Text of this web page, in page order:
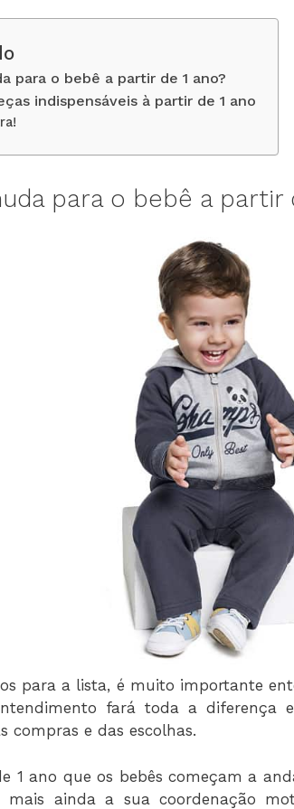
para o bebê a partir de 1 ano?
indispensáveis à partir de 1 ano
para o bebê a partir
para a lista, é muito importante
fará toda a diferença
compras e das escolhas.
1 ano que os bebês começam a
mais ainda a sua coordenação